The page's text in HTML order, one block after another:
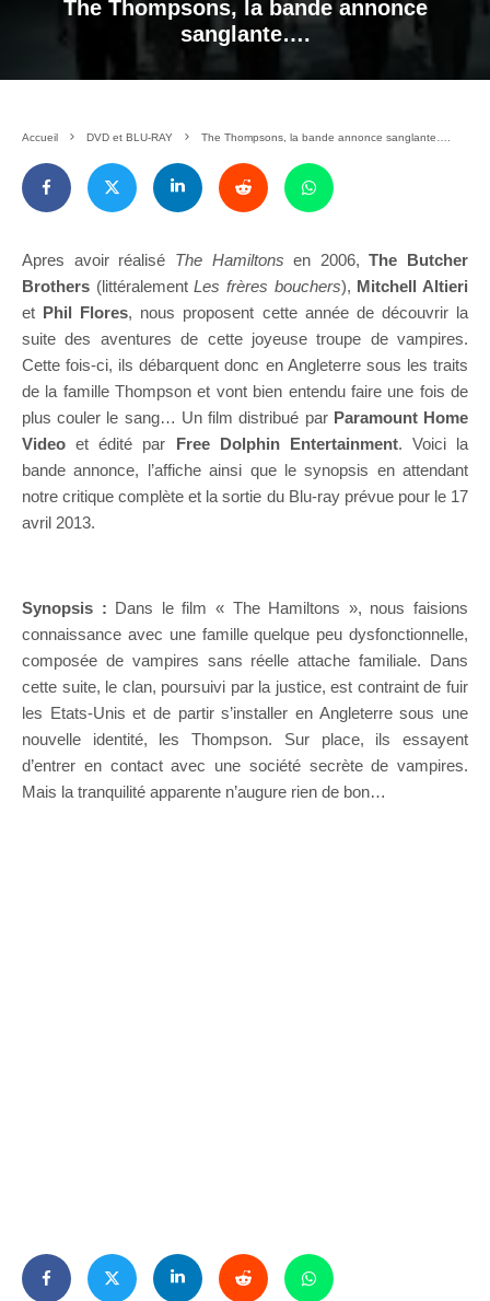
The Thompsons, la bande annonce
sanglante….
Accueil DVD et BLU-RAY The Thompsons, la bande annonce sanglante….
Apres avoir réalisé The Hamiltons en 2006,The Butcher
Brothers (littéralementLes frères bouchers), Mitchell Altieri
et Phil Flores, nous proposent cette année de découvrir la
suite des aventures de cette joyeuse troupe de vampires.
Cette fois-ci, ils débarquent donc en Angleterre sous les traits
de la famille Thompson et vont bien entendu faire une fois de
plus couler le sang… Un film distribué par Paramount Home
Video et édité par Free Dolphin Entertainment. Voici la
bande annonce, l’affiche ainsi que le synopsis en attendant
notre critique complète et la sortie du Blu-ray prévue pour le 17
avril 2013.
Synopsis : Dans le film « The Hamiltons », nous faisions
connaissance avec une famille quelque peu dysfonctionnelle,
composée de vampires sans réelle attache familiale. Dans
cette suite, le clan, poursuivi par la justice, est contraint de fuir
les Etats-Unis et de partir s’installer en Angleterre sous une
nouvelle identité, les Thompson. Sur place, ils essayent
d’entrer en contact avec une société secrète de vampires.
Mais la tranquilité apparente n’augure rien de bon…